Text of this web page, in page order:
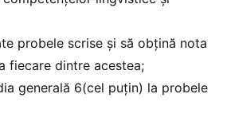
probele scrise şi să obțină nota
fiecare dintre acestea;
generală 6(cel puţin) la probele